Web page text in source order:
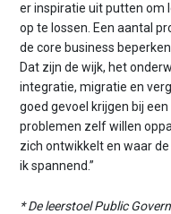
er inspiratie uit putten om
op te lossen. Een aantal
de core business
Dat zijn de wijk, het
integratie, migratie en
goed gevoel krijgen bij
problemen zelf willen
zich ontwikkelt en waar
ik spannend.”
* De leerstoel Public